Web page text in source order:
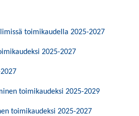
toimikaudella 2025-2027
2025-2027
toimikaudeksi 2025-2029
toimikaudeksi 2025-2027